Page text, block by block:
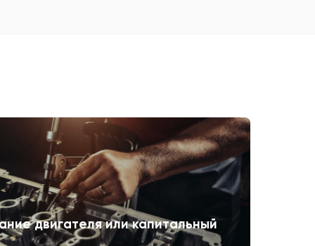
двигателя или капитальный